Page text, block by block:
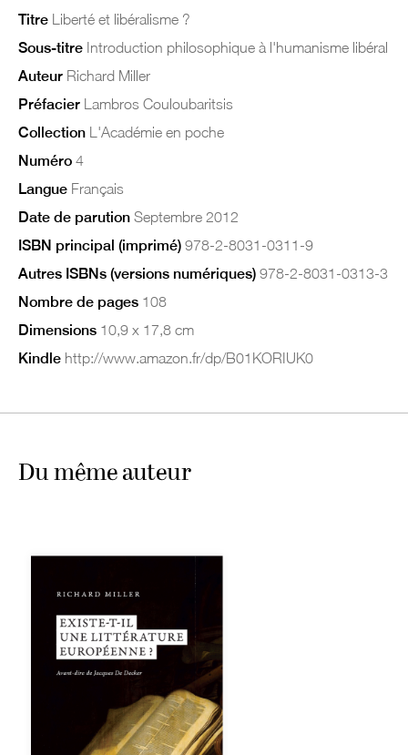
Titre Liberté et libéralisme ?
Sous-titre Introduction philosophique à l'humanisme libéral
Auteur Richard Miller
Préfacier Lambros Couloubaritsis
Collection L'Académie en poche
Numéro 4
Langue Français
Date de parution Septembre 2012
ISBN principal (imprimé) 978-2-8031-0311-9
Autres ISBNs (versions numériques) 978-2-8031-0313-3
Nombre de pages 108
Dimensions 10,9 x 17,8 cm
Kindle http://www.amazon.fr/dp/B01KORIUK0
Du même auteur